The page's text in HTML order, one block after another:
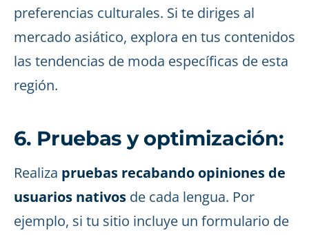
preferencias culturales. Si te diriges al
mercado asiático, explora en tus contenidos
las tendencias de moda específicas de esta
región.
6. Pruebas y optimización:
Realiza pruebas recabando opiniones de
usuarios nativos de cada lengua. Por
ejemplo, si tu sitio incluye un formulario de